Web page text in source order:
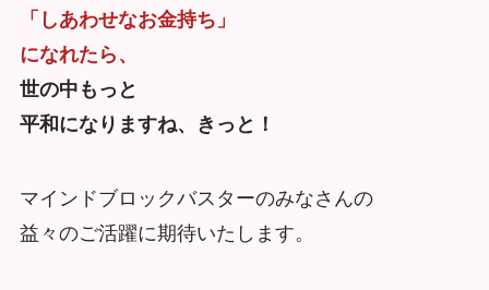
「しあわせなお金持ち」
になれたら、
世の中もっと
平和になりますね、きっと！
マインドブロックバスターのみなさんの
益々のご活躍に期待いたします。